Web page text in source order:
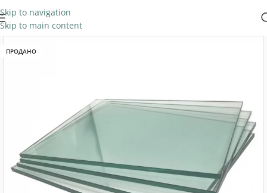
Skip to navigation
Skip to main content
ПРОДАНО